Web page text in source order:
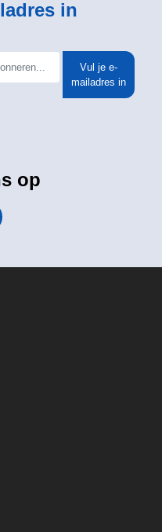
in
Vul je e-
mailadres in
op